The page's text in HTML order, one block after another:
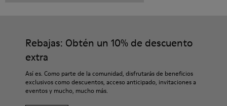
Rebajas: Obtén un 10% de descuento
extra
Así es. Como parte de la comunidad, disfrutarás de beneficios
exclusivos como descuentos, acceso anticipado, invitaciones a
eventos y mucho, mucho más.